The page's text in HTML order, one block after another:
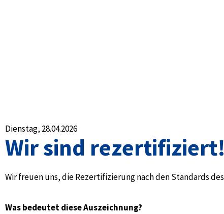
Dienstag, 28.04.2026
Wir sind rezertifiziert!
Wir freuen uns, die Rezertifizierung nach den Standards des
Was bedeutet diese Auszeichnung?